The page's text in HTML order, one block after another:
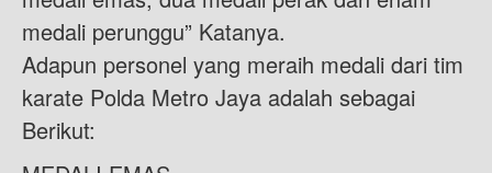
medali perunggu” Katanya.
Adapun personel yang meraih medali dari tim
karate Polda Metro Jaya adalah sebagai
Berikut: